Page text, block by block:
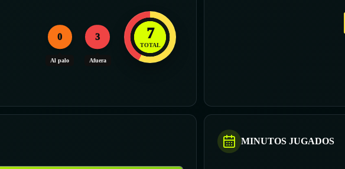
0
Al palo
3
Afuera
7
TOTAL
MINUTOS JUGADOS